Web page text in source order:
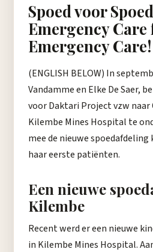
Spoed voor
Emergency Care
Emergency Care!
(ENGLISH BELOW) In
Vandamme en Elke De Saer,
voor Daktari Project vzw naar
Kilembe Mines Hospital te
mee de nieuwe
haar eerste patiënten.
Een nieuwe
Kilembe
Recent werd er een nieuwe
in Kilembe Mines Hospital.